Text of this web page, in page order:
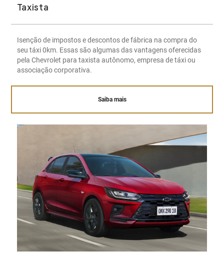
Taxista
Isenção de impostos e descontos de fábrica na compra do
seu táxi 0km. Essas são algumas das vantagens oferecidas
pela Chevrolet para taxista autônomo, empresa de táxi ou
associação corporativa.
Saiba mais